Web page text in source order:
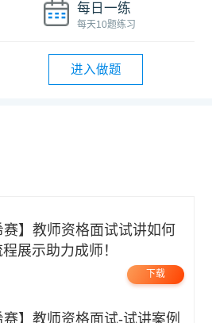
每日一练
每天10题练习
进入做题
展示助力成师！
下载